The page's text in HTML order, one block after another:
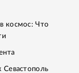
космос: Что
Севастополь